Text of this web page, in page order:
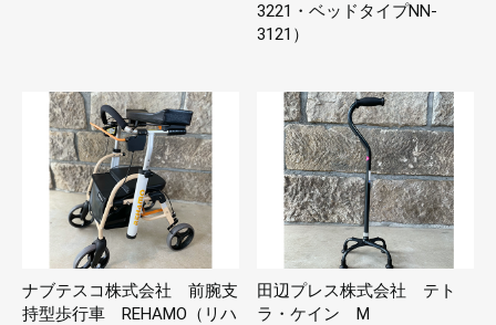
3221・ベッドタイプNN-
3121）
ナブテスコ株式会社 前腕支
持型歩行車 REHAMO（リハ
田辺プレス株式会社 テト
ラ・ケイン M